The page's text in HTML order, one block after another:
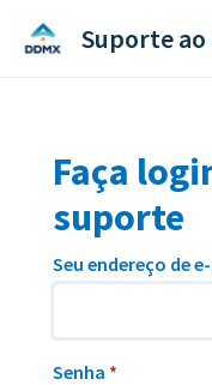
Suporte
Faça
suporte
Seu endereço de
Senha *